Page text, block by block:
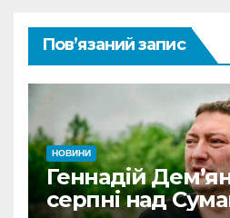
Пов’язаний запис
НОВИНИ
Геннадій
серпні над